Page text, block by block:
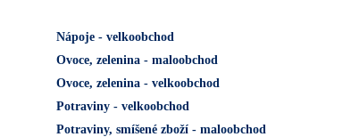
Nápoje - velkoobchod
Ovoce, zelenina - maloobchod
Ovoce, zelenina - velkoobchod
Potraviny - velkoobchod
Potraviny, smíšené zboží - maloobchod